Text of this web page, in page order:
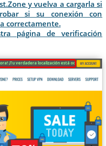
y vuelva a cargarla si
si su conexión con
correctamente.
página de verificación
¡Tu verdadera localización está oculta!